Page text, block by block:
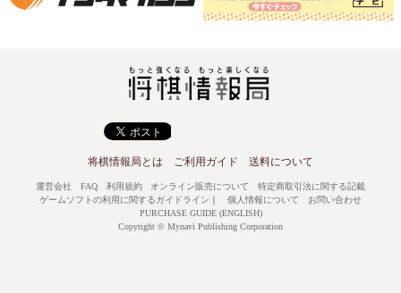
将棋情報局とは ご利用ガイド 送料について
運営会社 FAQ 利用規約 オンライン販売について
特定商取引法に関する記載
ゲームソフトの利用に関するガイドライン ｜ 個人情報について
お問い合わせ
PURCHASE GUIDE (ENGLISH)
Copyright © Mynavi Publishing Corporation